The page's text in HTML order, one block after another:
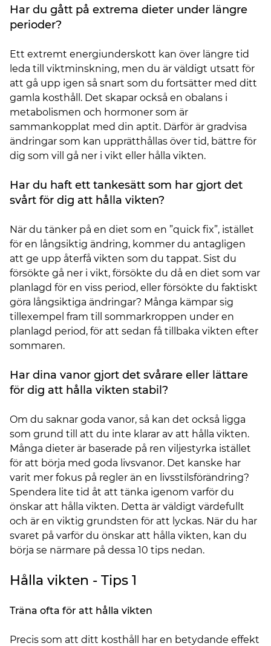
Har du gått på extrema dieter under längre
perioder?
Ett extremt energiunderskott kan över längre tid
leda till viktminskning, men du är väldigt utsatt för
att gå upp igen så snart som du fortsätter med ditt
gamla kosthåll. Det skapar också en obalans i
metabolismen och hormoner som är
sammankopplat med din aptit. Därför är gradvisa
ändringar som kan upprätthållas över tid, bättre för
dig som vill gå ner i vikt eller hålla vikten.
Har du haft ett tankesätt som har gjort det
svårt för dig att hålla vikten?
När du tänker på en diet som en ”quick fix”, istället
för en långsiktig ändring, kommer du antagligen
att ge upp återfå vikten som du tappat. Sist du
försökte gå ner i vikt, försökte du då en diet som var
planlagd för en viss period, eller försökte du faktiskt
göra långsiktiga ändringar? Många kämpar sig
tillexempel fram till sommarkroppen under en
planlagd period, för att sedan få tillbaka vikten efter
sommaren.
Har dina vanor gjort det svårare eller lättare
för dig att hålla vikten stabil?
Om du saknar goda vanor, så kan det också ligga
som grund till att du inte klarar av att hålla vikten.
Många dieter är baserade på ren viljestyrka istället
för att börja med goda livsvanor. Det kanske har
varit mer fokus på regler än en livsstilsförändring?
Spendera lite tid åt att tänka igenom varför du
önskar att hålla vikten. Detta är väldigt värdefullt
och är en viktig grundsten för att lyckas. När du har
svaret på varför du önskar att hålla vikten, kan du
börja se närmare på dessa 10 tips nedan.
Hålla vikten - Tips 1
Träna ofta för att hålla vikten
Precis som att ditt kosthåll har en betydande effekt